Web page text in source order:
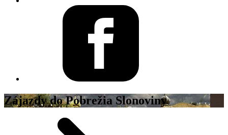
Zájazdy do Pobrežia Slonoviny